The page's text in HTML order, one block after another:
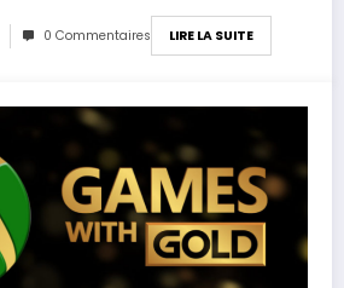
0 Commentaires LIRE LA SUITE